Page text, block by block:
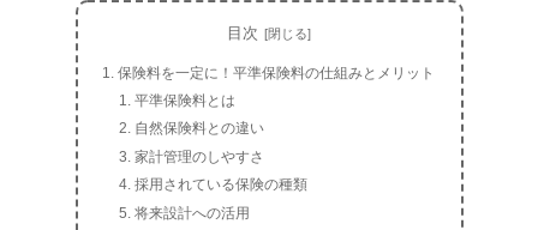
目次
保険料を一定に！平準保険料の仕組みとメリット
平準保険料とは
自然保険料との違い
家計管理のしやすさ
採用されている保険の種類
将来設計への活用